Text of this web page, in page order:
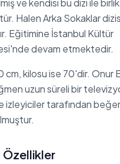
ve kendisi bu dizi ile
Halen Arka Sokaklar
Eğitimine İstanbul Kültür
devam etmektedir.
cm, kilosu ise 70'dir. Onur
uzun süreli bir
izleyiciler tarafından
Özellikler